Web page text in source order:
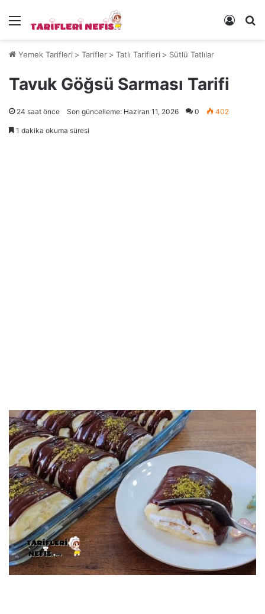
Menü Kayıt
Yemek Tarifleri > Tarifler > Tatlı Tarifleri > Sütlü Tatlılar
Tavuk Göğsü Sarması Tarifi
24 saat önce Son güncelleme: Haziran 11, 2026 0 402
1 dakika okuma süresi